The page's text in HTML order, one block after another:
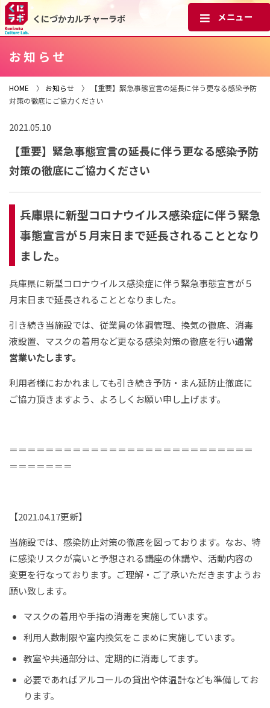
くにづかカルチャーラボ
お知らせ
HOME 〉 お知らせ 〉 【重要】緊急事態宣言の延長に伴う更なる感染予防
対策の徹底にご協力ください
2021.05.10
【重要】緊急事態宣言の延長に伴う更なる感染予防
対策の徹底にご協力ください
兵庫県に新型コロナウイルス感染症に伴う緊急
事態宣言が５月末日まで延長されることとなり
ました。
兵庫県に新型コロナウイルス感染症に伴う緊急事態宣言が５
月末日まで延長されることとなりました。
引き続き当施設では、従業員の体調管理、換気の徹底、消毒
液設置、マスクの着用など更なる感染対策の徹底を行い通常
営業いたします。
利用者様におかれましても引き続き予防・まん延防止徹底に
ご協力頂きますよう、よろしくお願い申し上げます。
＝＝＝＝＝＝＝＝＝＝＝＝＝＝＝＝＝＝＝＝＝＝＝＝＝＝＝
＝＝＝＝＝＝＝
【2021.04.17更新】
当施設では、感染防止対策の徹底を図っております。なお、特
に感染リスクが高いと予想される講座の休講や、活動内容の
変更を行なっております。ご理解・ご了承いただきますようお
願い致します。
マスクの着用や手指の消毒を実施しています。
利用人数制限や室内換気をこまめに実施しています。
教室や共通部分は、定期的に消毒してます。
必要であればアルコールの貸出や体温計なども準備してお
ります。